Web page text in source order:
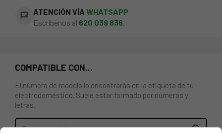
chat ATENCIÓN VÍA WHATSAPP
Escríbenos al 620 039 836.
COMPATIBLE CON...
El número de modelo lo encontrarás en la etiqueta de tu
electrodoméstico. Suele estar formado por números y
letras.